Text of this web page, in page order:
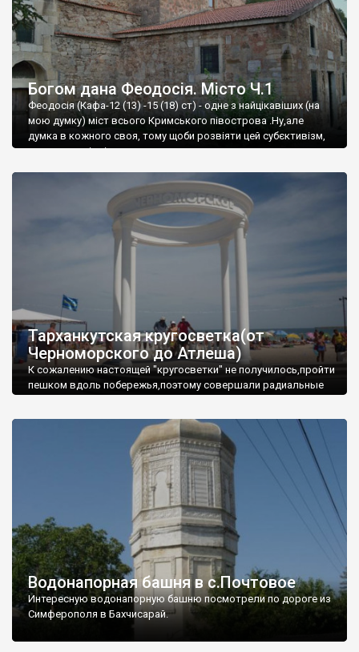
Богом дана Феодосія. Місто Ч.1
Феодосія (Кафа-12 (13) -15 (18) ст) - одне з найцікавіших (на
мою думку) міст всього Кримського півострова .Ну,але
думка в кожного своя, тому щоби розвіяти цей субєктивізм,
запрошую відвідати це
Тарханкутская кругосветка(от
Черноморского до Атлеша)
К сожалению настоящей "кругосветки" не получилось,пройти
пешком вдоль побережья,поэтому совершали радиальные
Водонапорная башня в с.Почтовое
Интересную водонапорную башню посмотрели по дороге из
Симферополя в Бахчисарай.